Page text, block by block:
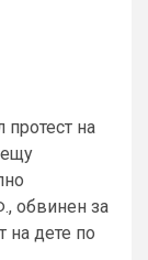
на
обвинен за
на дете по